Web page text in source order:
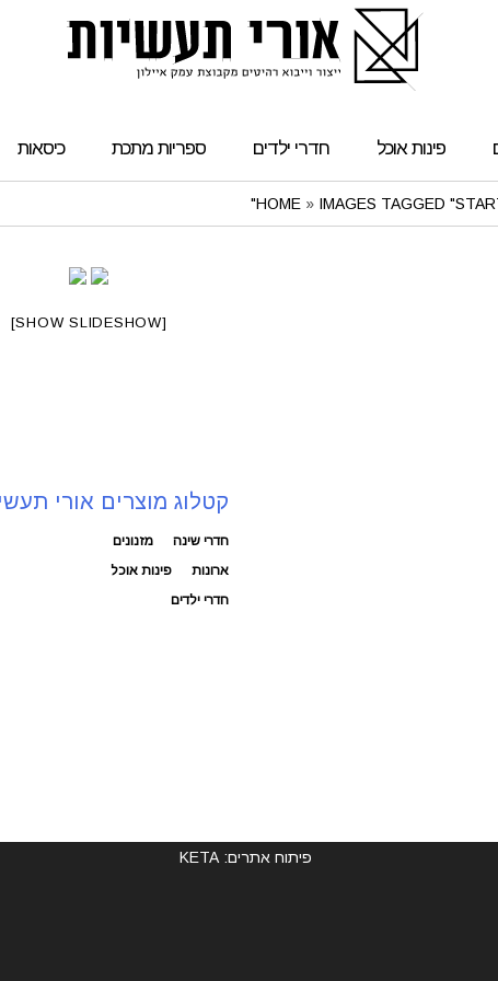
פינות אוכל חדרי ילדים ספריות מתכת כיסאות
HOME » IMAGES TAGGED
[SHOW SLIDESHOW]
קטלוג מוצרים אורי
חדרי שינה
מזנונים
ארונות
פינות אוכל
חדרי ילדים
פיתוח אתרים: KETA